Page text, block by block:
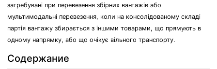
затребувані при перевезення збірних вантажів або
мультимодальні перевезення, коли на консолідованому складі
партія вантажу збирається з іншими товарами, що прямують в
одному напрямку, або що очікує вільного транспорту.
Содержание